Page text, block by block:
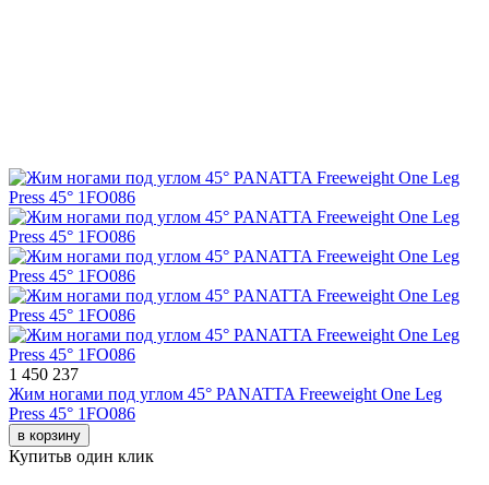
1 450 237
Жим ногами под углом 45° PANATTA Freeweight One Leg
Press 45° 1FO086
в корзину
Купитьв один клик